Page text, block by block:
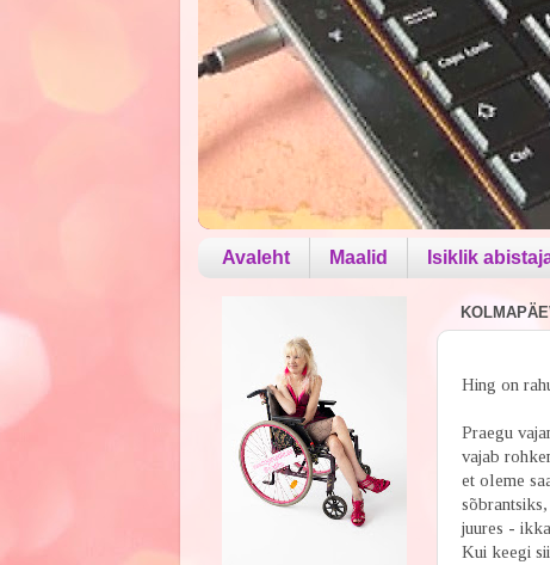
Avaleht Maalid Isiklik
Hing on
Praegu
vajab
et oleme
juures -
Kui keegi